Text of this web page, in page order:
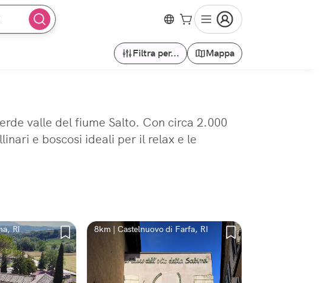
Filtra per... Mappa
valle del fiume Salto. Con circa 2.000
e boscosi ideali per il relax e le
RI 8km | Castelnuovo di Farfa, RI